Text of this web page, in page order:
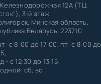
12А (ТЦ
3-й этаж
Минская область,
Беларусь, 223710
с 8:00 до 17:00, пт: с 8:00 до
- с 12:30 до 13:15,
сб, вс